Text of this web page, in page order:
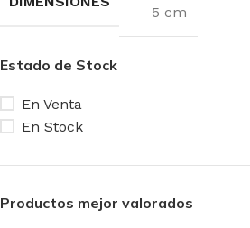
Estado de Stock
En Venta
En Stock
Productos mejor valorados
5 cm